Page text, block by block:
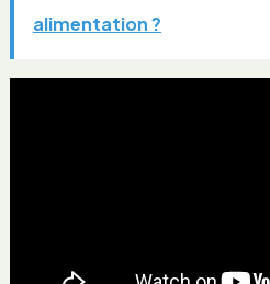
alimentation ?